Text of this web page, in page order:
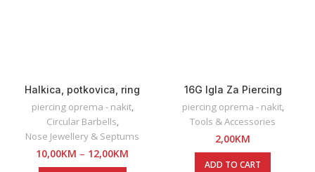
Halkica, potkovica, ring
piercing oprema - nakit,
Circular Barbells,
Nose Jewellery & Septums
10,00KM – 12,00KM
16G Igla Za Piercing
piercing oprema - nakit,
Tools & Accessories
2,00KM
ADD TO CART